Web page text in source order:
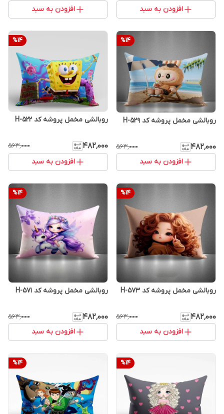
افزودن به سبد افزودن به سبد
%14
روبالشی مخمل پروشه کد H-529
۴۸۲٬۰۰۰ ۵۶۳٬۰۰۰
افزودن به سبد
%14
روبالشی مخمل پروشه کد H-522
۴۸۲٬۰۰۰ ۵۶۳٬۰۰۰
افزودن به سبد
%14
روبالشی مخمل پروشه کد H-573
۴۸۲٬۰۰۰ ۵۶۳٬۰۰۰
افزودن به سبد
%14
روبالشی مخمل پروشه کد H-571
۴۸۲٬۰۰۰ ۵۶۳٬۰۰۰
افزودن به سبد
%14
%14